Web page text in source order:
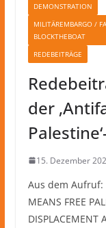
DEMONSTRATION
MILITÄREMBARGO /
BLOCKTHEBOAT
REDEBEITRÄGE
der
15. Dezember
Aus dem Aufruf:
MEANS FREE
DISPLACEMENT